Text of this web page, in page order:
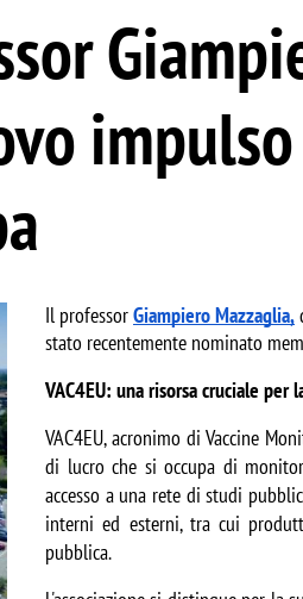
Il professor Giampiero Mazzaglia,
stato recentemente nominato
VAC4EU: una risorsa cruciale per
VAC4EU, acronimo di Vaccine
di lucro che si occupa di
accesso a una rete di studi
interni ed esterni, tra cui
pubblica.